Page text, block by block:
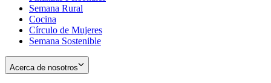
Semana Rural
Cocina
Círculo de Mujeres
Semana Sostenible
Acerca de nosotros